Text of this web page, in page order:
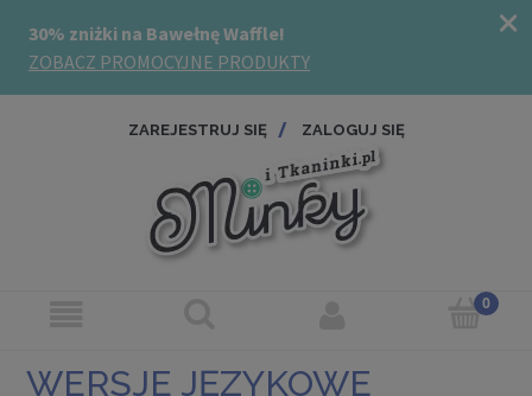
ZAREJESTRUJ SIĘ ZALOGUJ SIĘ
WERSJE JĘZYKOWE